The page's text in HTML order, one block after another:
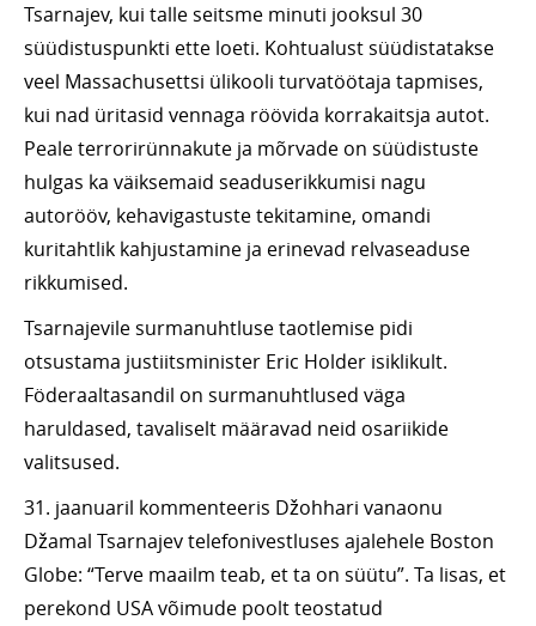
Tsarnajev, kui talle seitsme minuti jooksul 30
süüdistuspunkti ette loeti. Kohtualust süüdistatakse
veel Massachusettsi ülikooli turvatöötaja tapmises,
kui nad üritasid vennaga röövida korrakaitsja autot.
Peale terrorirünnakute ja mõrvade on süüdistuste
hulgas ka väiksemaid seaduserikkumisi nagu
autorööv, kehavigastuste tekitamine, omandi
kuritahtlik kahjustamine ja erinevad relvaseaduse
rikkumised.
Tsarnajevile surmanuhtluse taotlemise pidi
otsustama justiitsminister Eric Holder isiklikult.
Föderaaltasandil on surmanuhtlused väga
haruldased, tavaliselt määravad neid osariikide
valitsused.
31. jaanuaril kommenteeris Džohhari vanaonu
Džamal Tsarnajev telefonivestluses ajalehele Boston
Globe: “Terve maailm teab, et ta on süütu”. Ta lisas, et
perekond USA võimude poolt teostatud